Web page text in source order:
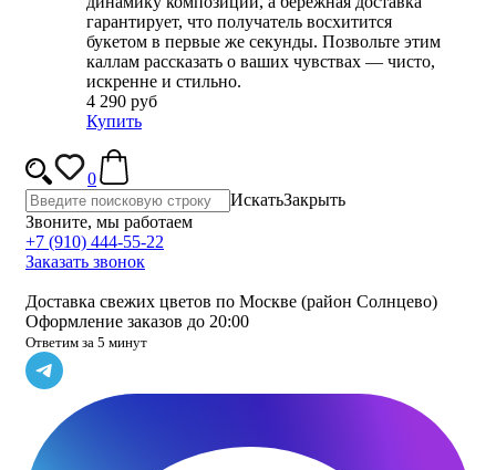
гарантирует, что получатель восхитится
букетом в первые же секунды. Позвольте этим
каллам рассказать о ваших чувствах — чисто,
искренне и стильно.
4 290 руб
Купить
0
ИскатьЗакрыть
Звоните, мы работаем
+7 (910) 444-55-22
Заказать звонок
Доставка свежих цветов по Москве (район Солнцево)
Оформление заказов до 20:00
Ответим за 5 минут